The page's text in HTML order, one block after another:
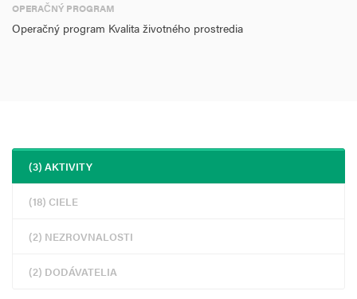
OPERAČNÝ PROGRAM
Operačný program Kvalita životného prostredia
(3) AKTIVITY
(18) CIELE
(2) NEZROVNALOSTI
(2) DODÁVATELIA